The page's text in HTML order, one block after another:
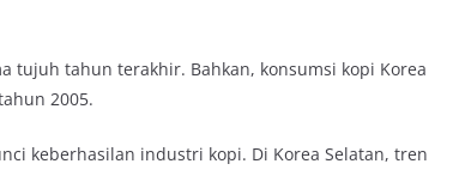
tujuh tahun terakhir. Bahkan, konsumsi kopi Korea
2005.
keberhasilan industri kopi. Di Korea Selatan, tren